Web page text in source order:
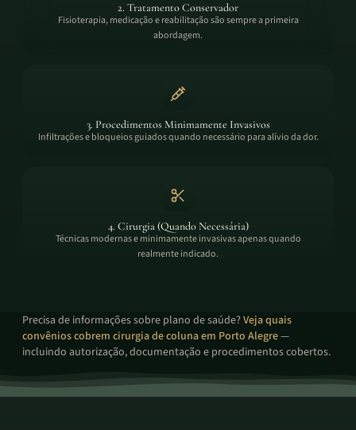
2. Tratamento Conservador
Fisioterapia, medicação e reabilitação são sempre a primeira
abordagem.
3. Procedimentos Minimamente Invasivos
Infiltrações e bloqueios guiados quando necessário para alívio da dor.
4. Cirurgia (Quando Necessária)
Técnicas modernas e minimamente invasivas apenas quando
realmente indicado.
Precisa de informações sobre plano de saúde?Veja quais
convênios cobrem cirurgia de coluna em Porto Alegre—
incluindo autorização, documentação e procedimentos cobertos.